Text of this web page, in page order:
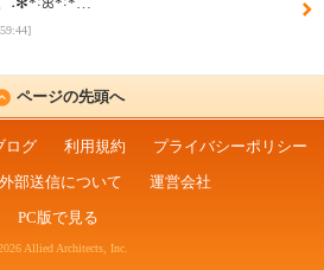
ページの先頭へ
ログ 利用規約
プライバシーポリシー
部送信について
運営会社
PC版で見る
Allied Architects, Inc.